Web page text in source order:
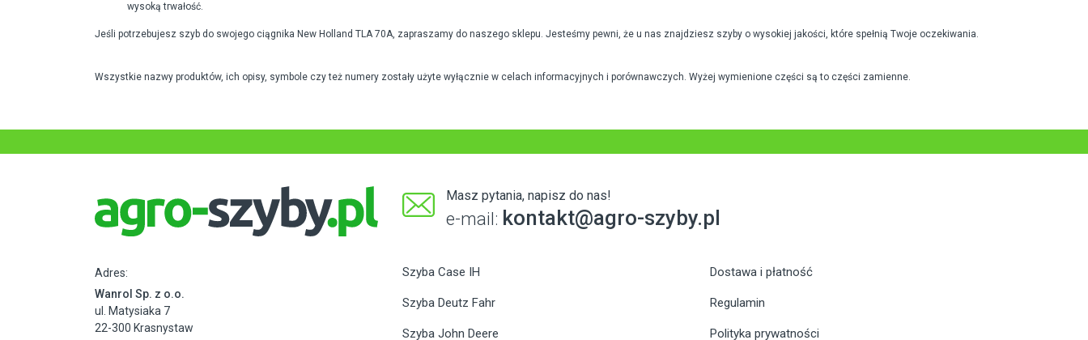
wysoką trwałość.
Jeśli potrzebujesz szyb do swojego ciągnika New Holland TLA 70A, zapraszamy do naszego sklepu. Jesteśmy pewni, że u nas znajdziesz szyby o wysokiej jakości, które spełnią Twoje oczekiwania.
Wszystkie nazwy produktów, ich opisy, symbole czy też numery zostały użyte wyłącznie w celach informacyjnych i porównawczych. Wyżej wymienione części są to części zamienne.
Masz pytania, napisz do nas!
e-mail: kontakt@agro-szyby.pl
Adres:
Wanrol Sp. z o.o.
ul. Matysiaka 7
22-300 Krasnystaw
Szyba Case IH
Szyba Deutz Fahr
Szyba John Deere
Dostawa i płatność
Regulamin
Polityka prywatności